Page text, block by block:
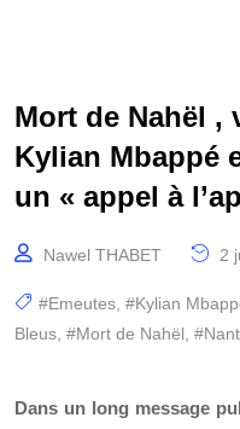
Mort de Nahël ,
Kylian Mbappé
un « appel à
Nawel THABET 2
#Emeutes #Kylian
Bleus #Mort de Nahël
Dans un long message